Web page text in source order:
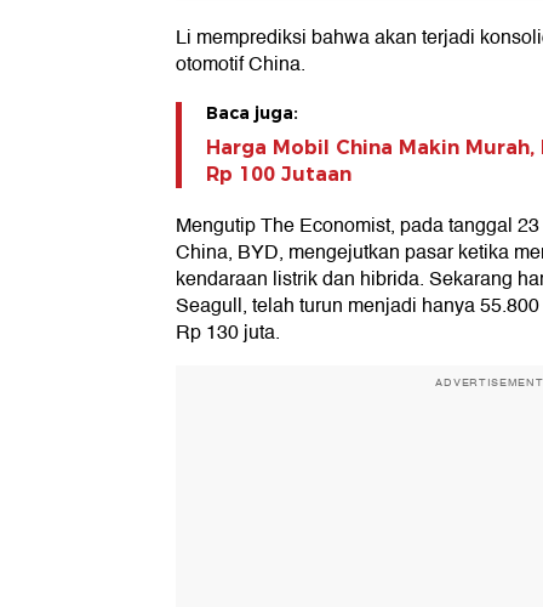
Li memprediksi bahwa akan terjadi
otomotif China.
Baca juga:
Harga Mobil China Makin Murah,
Rp 100 Jutaan
Mengutip The Economist, pada tanggal
China, BYD, mengejutkan pasar ketika
kendaraan listrik dan hibrida. Sekarang
Seagull, telah turun menjadi hanya
Rp 130 juta.
ADVERTISEMENT